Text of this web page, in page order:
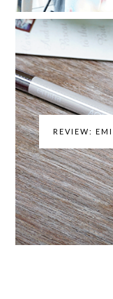
REVIEW: